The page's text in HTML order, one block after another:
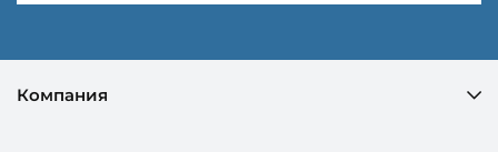
Компания